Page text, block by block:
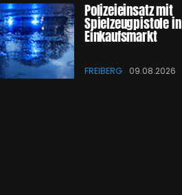
Polizeieinsatz mit
Spielzeugpistole in
Einkaufsmarkt
FREIBERG 09.08.2026